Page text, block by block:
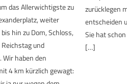
das Allerwichtigste zu
weiter
hin zu Dom, Schloss,
und
haben den
4 km kürzlich gewagt:
zurücklegen
entscheiden
Sie hat
[…]